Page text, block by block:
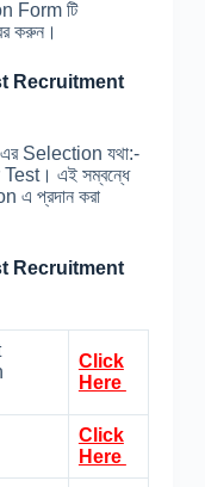
Form টি
করুন।
Recruitment
এর Selection যথা:-
এই সম্বন্ধে
এ প্রদান করা
Recruitment
Click
Here
Click
Here